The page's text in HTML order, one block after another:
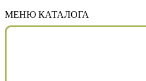
МЕНЮ КАТАЛОГА